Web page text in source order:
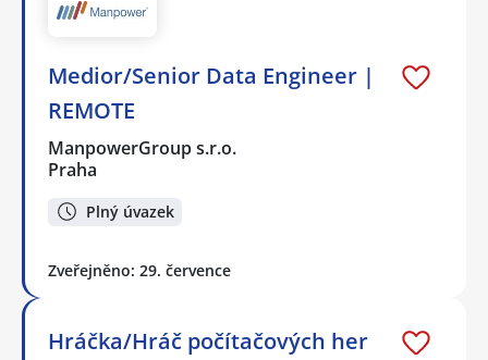
Medior/Senior Data Engineer |
REMOTE
ManpowerGroup s.r.o.
Praha
Plný úvazek
Zveřejněno: 29. července
Hráčka/Hráč počítačových her